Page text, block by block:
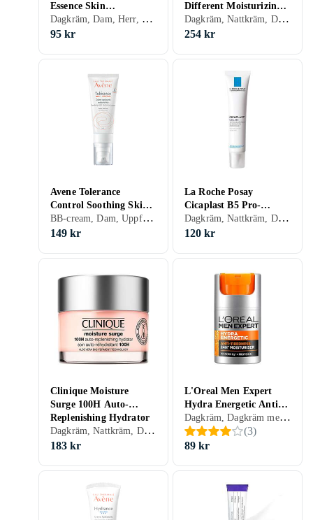
Essence Skin
Conditioner 500ml
Dagkräm, Dam, Herr, Mjukgörande, Uppfriskande/Kylande, Återfuktande, Balanserande, Lugnande, Normal, Blandad, Torr, Alla, Känslig
95 kr
Different Moisturizing
Lotion+ 125ml
Dagkräm, Nattkräm, Dagkräm med SPF, Anti age, Dam, Herr, Mjukgörande, Rengörande, Uppfriskande/Kylande, Återfuktande, Motverkar rynkor, Balanserande, Närande, Lugnande, Normal, Blandad, Torr, Fet, Alla, Känslig, Mogen
254 kr
Avene Tolerance
Control Soothing Skin
Recovery Dry Skin
Cream 40ml
BB-cream, Dam, Uppfriskande/Kylande, Återfuktande, Regenererande, Närande, Lugnande, Torr, Känslig
149 kr
La Roche Posay
Cicaplast B5 Pro-
Recovery Gel 40ml
Dagkräm, Nattkräm, Dam, Herr, Anti-redness, Avslappnande, Mjukgörande, Uppfriskande/Kylande, Återfuktande, Regenererande, Balanserande, Närande, Lugnande, Torr, Alla
120 kr
Clinique Moisture
Surge 100H Auto-
Replenishing Hydrator
30ml
Dagkräm, Nattkräm, Dam, Rengörande, Uppfriskande/Kylande, Återfuktande, Lyster, Antioxidant, Närande, Oljefri, Lugnande, Normal, Blandad, Torr, Fet, Alla, Känslig
183 kr
L'Oreal Men Expert
Hydra Energetic Anti-
Stress Moisturizing
Lotion 50ml
Dagkräm, Dagkräm med SPF, Dam, Herr, Anti-redness, Uppfriskande/Kylande, Återfuktande, Antioxidant, Normal, Blandad, Torr, Alla, Mogen
(3)
89 kr